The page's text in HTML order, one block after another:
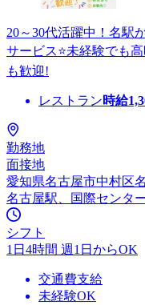
20～30代活躍中！名駅
サービス⭐未経験でも
も歓迎!
レストラン時給
勤務地
面接地
愛知県名古屋市中村区
名古屋駅、国際センタ
シフト
1日4時間 週1日からOK
交通費支給
未経験OK